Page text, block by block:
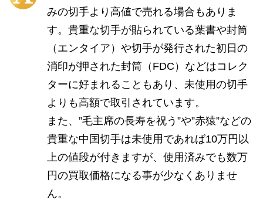
みの切手より高値で売れる場合もありま
す。貴重な切手が貼られている葉書や封筒
（エンタイア）や切手が発行された初日の
消印が押された封筒（FDC）などはコレク
ターに好まれることもあり、未使用の切手
よりも高額で取引されています。
また、”毛主席の長寿を祝う”や”赤猿”などの
貴重な中国切手は未使用であれば10万円以
上の値段が付きますが、使用済みでも数万
円の買取価格になる事が少なくありませ
ん。